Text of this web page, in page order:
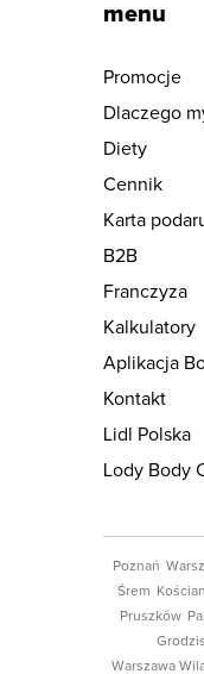
menu
Promocje
Dlaczego
Diety
Cennik
Karta
B2B
Franczyza
Kalkulatory
Aplikacja
Kontakt
Lidl Polska
Lody Body
Poznań
Śrem
Kościan
Pruszków
Warszawa